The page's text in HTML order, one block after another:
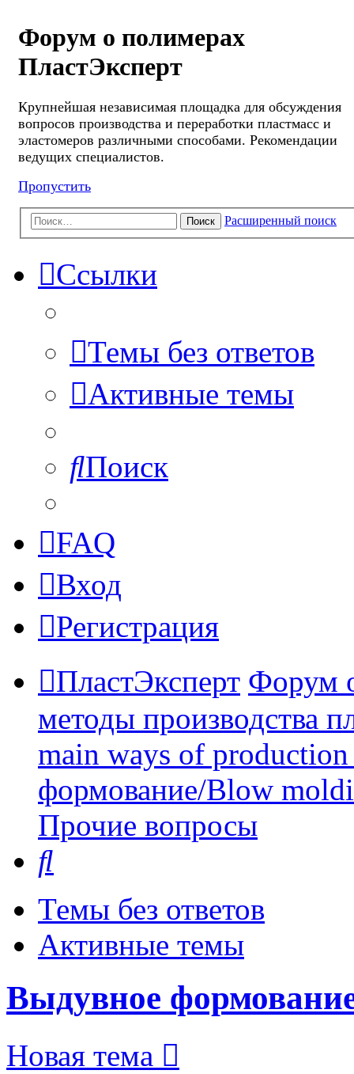
Форум о полимерах
ПластЭксперт
Крупнейшая независимая площадка для обсуждения
вопросов производства и переработки пластмасс и
эластомеров различными способами. Рекомендации
ведущих специалистов.
Пропустить
Поиск Расширенный поиск
Ссылки
Темы без ответов
Активные темы
Поиск
FAQ
Вход
Регистрация
ПластЭксперт Форум
методы производства
main ways of
формование/Blow
Прочие вопросы
Темы без ответов
Активные темы
Выдувное
Новая тема